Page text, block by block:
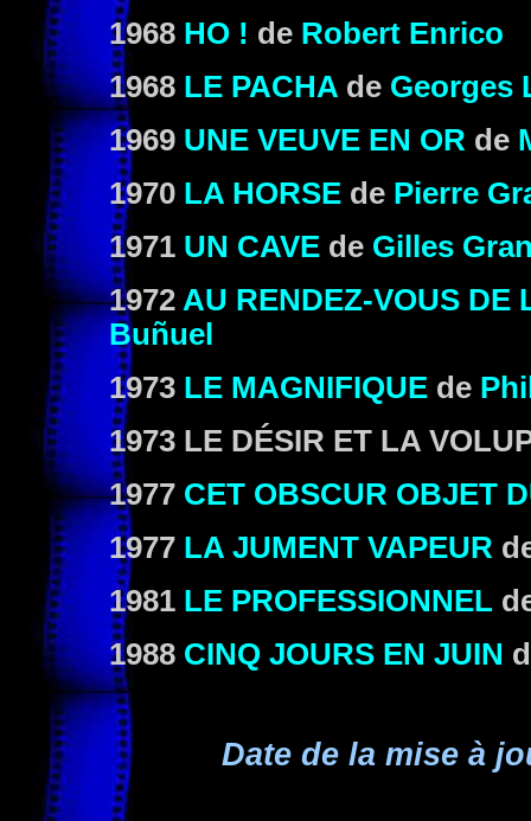
1968 HO ! de Robert Enrico
1968 LE PACHA de Georges
1969 UNE VEUVE EN OR de
1970 LA HORSE de Pierre
1971 UN CAVE de Gilles
1972 AU RENDEZ-VOUS DE
Buñuel
1973 LE MAGNIFIQUE de
1973 LE DÉSIR ET LA
1977 CET OBSCUR OBJET
1977 LA JUMENT VAPEUR
1981 LE PROFESSIONNEL
1988 CINQ JOURS EN JUIN
Date de la mise à